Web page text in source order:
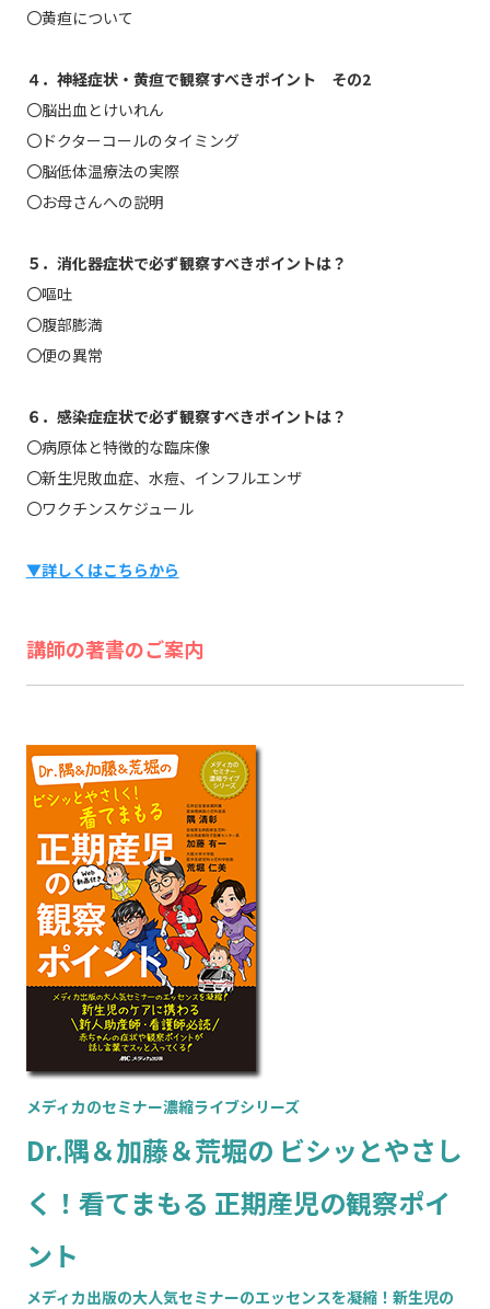
〇黄疸について
４．神経症状・黄疸で観察すべきポイント その2
〇脳出血とけいれん
〇ドクターコールのタイミング
〇脳低体温療法の実際
〇お母さんへの説明
５．消化器症状で必ず観察すべきポイントは？
〇嘔吐
〇腹部膨満
〇便の異常
６．感染症症状で必ず観察すべきポイントは？
〇病原体と特徴的な臨床像
〇新生児敗血症、水痘、インフルエンザ
〇ワクチンスケジュール
▼詳しくはこちらから
講師の著書のご案内
メディカのセミナー濃縮ライブシリーズ
Dr.隅＆加藤＆荒堀の ビシッとやさし
く！看てまもる 正期産児の観察ポイ
ント
メディカ出版の大人気セミナーのエッセンスを凝縮！新生児の